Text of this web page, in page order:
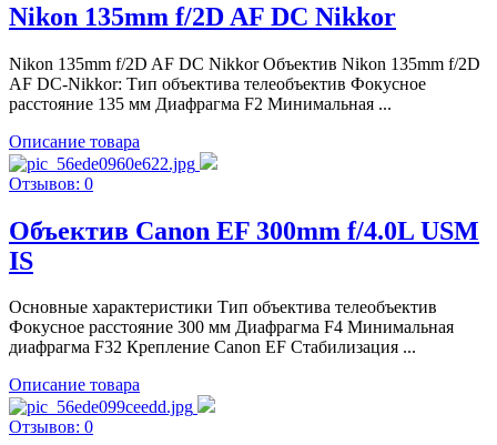
Nikon 135mm f/2D AF DC Nikkor
Nikon 135mm f/2D AF DC Nikkor Объектив Nikon 135mm f/2D
AF DC-Nikkor: Тип объектива телеобъектив Фокусное
расстояние 135 мм Диафрагма F2 Минимальная ...
Описание товара
Отзывов: 0
Объектив Canon EF 300mm f/4.0L USM
IS
Основные характеристики Тип объектива телеобъектив
Фокусное расстояние 300 мм Диафрагма F4 Минимальная
диафрагма F32 Крепление Canon EF Стабилизация ...
Описание товара
Отзывов: 0